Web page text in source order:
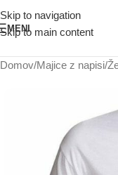
Skip to navigation
Skip to main content
MENI
Domov/Majice z napisi/